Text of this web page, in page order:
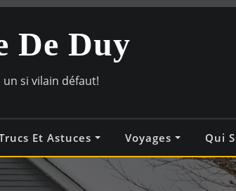
De Duy
si vilain défaut!
Et Astuces Voyages Qui